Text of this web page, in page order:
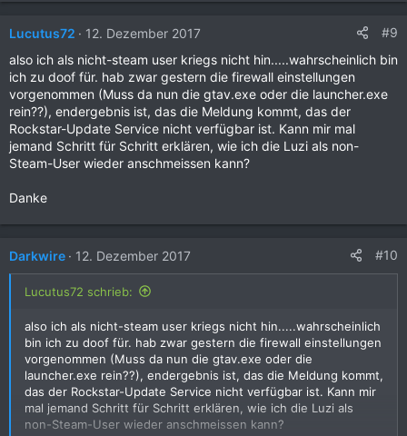
Lucutus72 12. Dezember 2017
#9
also ich als nicht-steam user kriegs nicht hin.....wahrscheinlich bin
ich zu doof für. hab zwar gestern die firewall einstellungen
vorgenommen (Muss da nun die gtav.exe oder die launcher.exe
rein??), endergebnis ist, das die Meldung kommt, das der
Rockstar-Update Service nicht verfügbar ist. Kann mir mal
jemand Schritt für Schritt erklären, wie ich die Luzi als non-
Steam-User wieder anschmeissen kann?
Danke
Darkwire 12. Dezember 2017 #10
Lucutus72 schrieb:
also ich als nicht-steam user kriegs nicht hin.....wahrscheinlich
bin ich zu doof für. hab zwar gestern die firewall einstellungen
vorgenommen (Muss da nun die gtav.exe oder die
launcher.exe rein??), endergebnis ist, das die Meldung kommt,
das der Rockstar-Update Service nicht verfügbar ist. Kann mir
mal jemand Schritt für Schritt erklären, wie ich die Luzi als
non-Steam-User wieder anschmeissen kann?